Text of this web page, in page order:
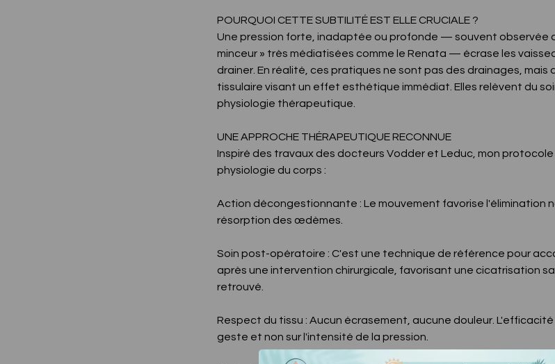
POURQUOI CETTE SUBTILITÉ EST ELLE CRUCIALE ?
Une pression forte, inadaptée ou profonde — souvent observée
minceur » très médiatisées comme le Renata — écrase les
drainer. En réalité, ces pratiques ne sont pas des drainages,
tissulaire visant un effet esthétique immédiat. Elles relèvent du
physiologie thérapeutique.
UNE APPROCHE THÉRAPEUTIQUE RECONNUE
Inspiré des travaux des docteurs Vodder et Leduc, mon
physiologie du corps :
Action décongestionnante : Le mouvement favorise l'élimination
résorption des œdèmes.
Soin post-opératoire : C'est une technique de référence pour
après une intervention chirurgicale, favorisant une cicatrisation
retrouvé.
Respect du tissu : Aucun écrasement, aucune douleur.
geste et non sur l'intensité de la pression.